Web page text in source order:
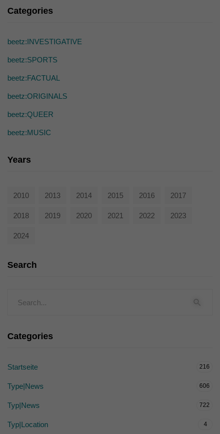
Categories
beetz:INVESTIGATIVE
beetz:SPORTS
beetz:FACTUAL
beetz:ORIGINALS
beetz:QUEER
beetz:MUSIC
Years
2010 2013 2014 2015 2016 2017
2018 2019 2020 2021 2022 2023
2024
Search
Categories
Startseite 216
Type|News 606
Typ|News 722
Typ|Location 4
standardmäßig blockiert. Wenn Cookies von externen Medien akzeptiert
mehr.